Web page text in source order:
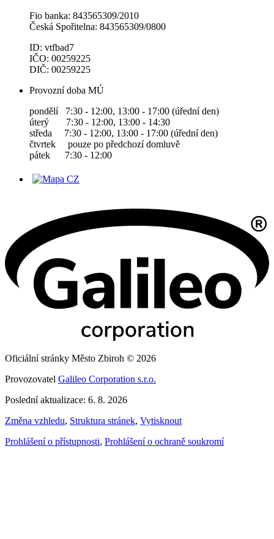
Fio banka: 843565309/2010
Česká Spořitelna: 843565309/0800
ID: vtfbad7
IČO: 00259225
DIČ: 00259225
Provozní doba MÚ
pondělí 7:30 - 12:00, 13:00 - 17:00 (úřední den)
úterý 7:30 - 12:00, 13:00 - 14:30
středa 7:30 - 12:00, 13:00 - 17:00 (úřední den)
čtvrtek pouze po předchozí domluvě
pátek 7:30 - 12:00
Oficiální stránky Město Zbiroh © 2026
Provozovatel Galileo Corporation s.r.o.
Poslední aktualizace: 6. 8. 2026
Změna vzhledu, Struktura stránek, Vytisknout
Prohlášení o přístupnosti, Prohlášení o ochraně soukromí